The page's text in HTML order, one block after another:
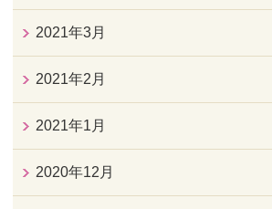
2021年3月
2021年2月
2021年1月
2020年12月